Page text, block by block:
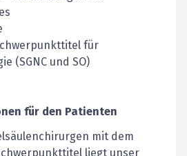
für
(SGNC und SO)
für den Patienten
mit dem
liegt unser